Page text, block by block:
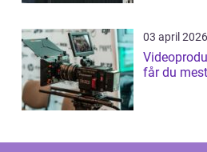
03 april 2026
får du